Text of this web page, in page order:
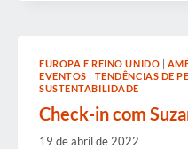
EUROPA E REINO UNIDO |
EVENTOS | TENDÊNCIAS DE
SUSTENTABILIDADE
Check-in com
19 de abril de 2022